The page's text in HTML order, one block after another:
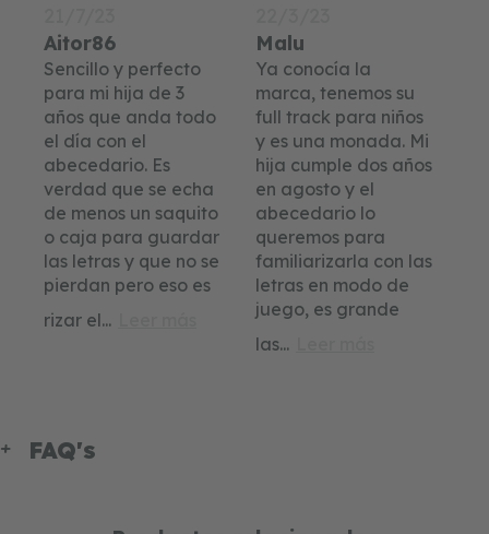
Aitor86
Sencillo y perfecto
para mi hija de 3
años que anda todo
el día con el
abecedario. Es
verdad que se echa
de menos un saquito
o caja para guardar
las letras y que no se
pierdan pero eso es
rizar el...
Malu
Ya conocía la
marca, tenemos su
full track para niños
y es una monada. Mi
hija cumple dos años
en agosto y el
abecedario lo
queremos para
familiarizarla con las
letras en modo de
juego, es grande
las...
FAQ's